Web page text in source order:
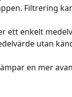
Filtrering
ett enkelt
utan
en mer